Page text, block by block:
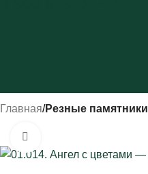
Главная Резные памятники